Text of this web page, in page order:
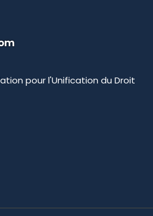
pour l'Unification du Droit